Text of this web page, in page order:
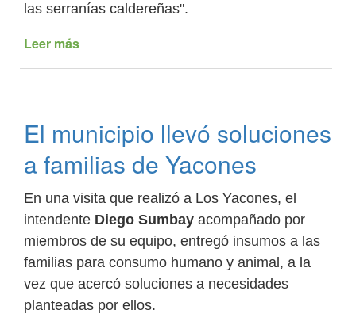
las serranías caldereñas".
Leer más
ya
cuentan
con
provisión
de
agua
consumo
El municipio llevó soluciones
a familias de Yacones
En una visita que realizó a Los Yacones, el
intendente Diego Sumbay acompañado por
miembros de su equipo, entregó insumos a las
familias para consumo humano y animal, a la
vez que acercó soluciones a necesidades
planteadas por ellos.